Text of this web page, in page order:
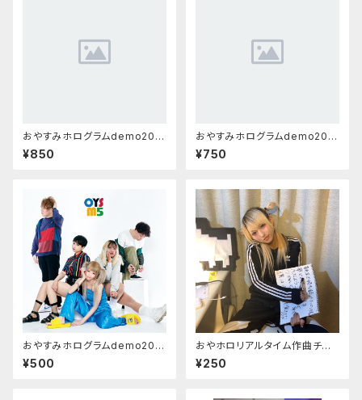
おやすみホログラムdemo202
3&MVデータ/「鏡の前、タバコに
火をつけて」「we have」「SE」
¥850
おやすみホログラムdemo202
3/「淡いダンス」「私」「mysong.
wav」
¥750
おやすみホログラムdemo202
2/「nightsout」「カウントゼロ」
¥500
おやホロリアルタイム作曲チャ
レンジデモ「亜空間」kanamil v
er.
¥250